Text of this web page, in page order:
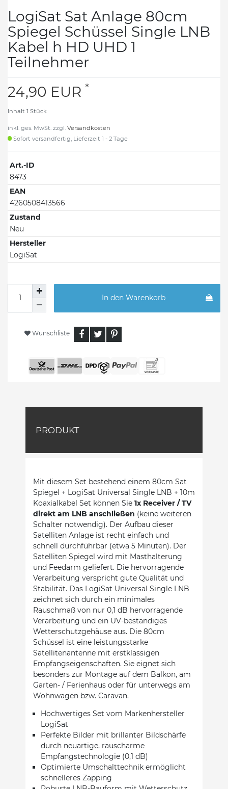
LogiSat Sat Anlage 80cm
Spiegel Schüssel Single LNB
Kabel h HD UHD 1
Teilnehmer
24,90 EUR *
Inhalt 1 Stück
inkl. ges. MwSt. zzgl. Versandkosten
Sofort versandfertig, Lieferzeit 1 - 2 Tage
Art.-ID
8473
EAN
4260508413566
Zustand
Neu
Hersteller
LogiSat
In den Warenkorb
Wunschliste
PRODUKT
Mit diesem Set bestehend einem 80cm Sat
Spiegel + LogiSat Universal Single LNB + 10m
Koaxialkabel Set können Sie 1x Receiver / TV
direkt am LNB anschließen (keine weiteren
Schalter notwendig). Der Aufbau dieser
Satelliten Anlage ist recht einfach und
schnell durchführbar (etwa 5 Minuten). Der
Satelliten Spiegel wird mit Masthalterung
und Feedarm geliefert. Die hervorragende
Verarbeitung verspricht gute Qualität und
Stabilität. Das LogiSat Universal Single LNB
zeichnet sich durch ein minimales
Rauschmaß von nur 0,1 dB hervorragende
Verarbeitung und ein UV-beständiges
Wetterschutzgehäuse aus. Die 80cm
Schüssel ist eine leistungsstarke
Satellitenantenne mit erstklassigen
Empfangseigenschaften. Sie eignet sich
besonders zur Montage auf dem Balkon, am
Garten- / Ferienhaus oder für unterwegs am
Wohnwagen bzw. Caravan.
Hochwertiges Set vom Markenhersteller
LogiSat
Perfekte Bilder mit brillanter Bildschärfe
durch neuartige, rauscharme
Empfangstechnologie (0,1 dB)
Optimierte Umschalttechnik ermöglicht
schnelleres Zapping